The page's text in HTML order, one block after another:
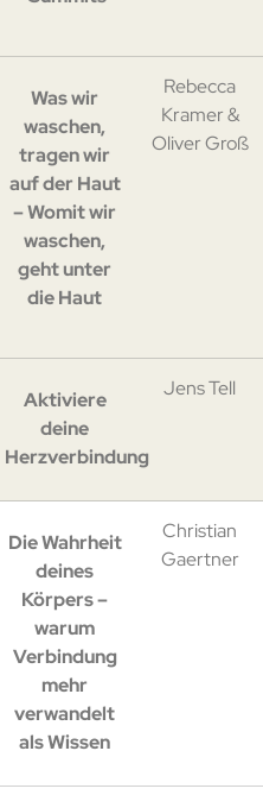
Was wir
waschen,
tragen wir
auf der Haut
– Womit wir
waschen,
geht unter
die Haut
Rebecca
Kramer &
Oliver Groß
Aktiviere
deine
Herzverbindung
Jens Tell
Die Wahrheit
deines
Körpers –
warum
Verbindung
mehr
verwandelt
als Wissen
Christian
Gaertner